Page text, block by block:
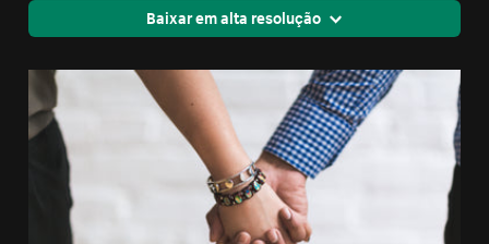
Baixar em alta resolução